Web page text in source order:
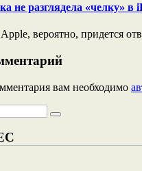
не разглядела «челку»
вероятно, придется
вам необходимо